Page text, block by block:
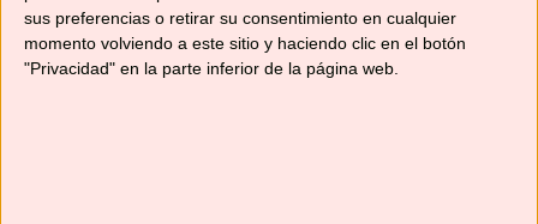
sus preferencias o retirar su consentimiento en cualquier
momento volviendo a este sitio y haciendo clic en el botón
"Privacidad" en la parte inferior de la página web.
Categorías